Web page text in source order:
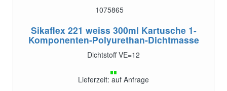
1075865
Sikaflex 221 weiss 300ml Kartusche 1-
Komponenten-Polyurethan-Dichtmasse
Dichtstoff VE=12
Lieferzeit: auf Anfrage